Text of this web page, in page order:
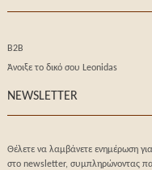
B2B
Άνοιξε το δικό σου Leonidas
NEWSLETTER
Θέλετε να λαμβάνετε ενημέρωση
στο newsletter, συμπληρώνοντας